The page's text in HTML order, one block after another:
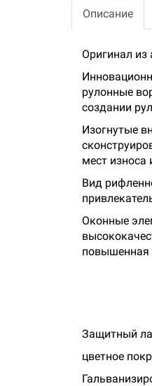
Описание
Оригинал
рулонные
создании
Изогнутые
мест износа
Вид
Оконные
повышенная
Защитный
цветное